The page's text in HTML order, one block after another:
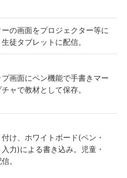
の画面をプロジェクター等に
徒タブレットに配信。
画面にペン機能で手書きマー
ャで教材として保存。
け、ホワイトボード(ペン・
力)による書き込み。児童・
。